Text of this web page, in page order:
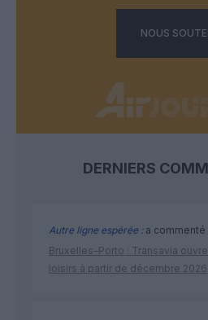
NOUS
DERNIERS
Autre ligne espérée :a commenté
Bruxelles–Porto : Transavia
loisirs à partir de décembre 2026